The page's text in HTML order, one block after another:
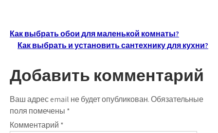
Навигация
по
записям
Как выбрать обои для маленькой комнаты?
Как выбрать и установить сантехнику для кухни?
Добавить комментарий
Ваш адрес email не будет опубликован.Обязательные
поля помечены *
Комментарий *